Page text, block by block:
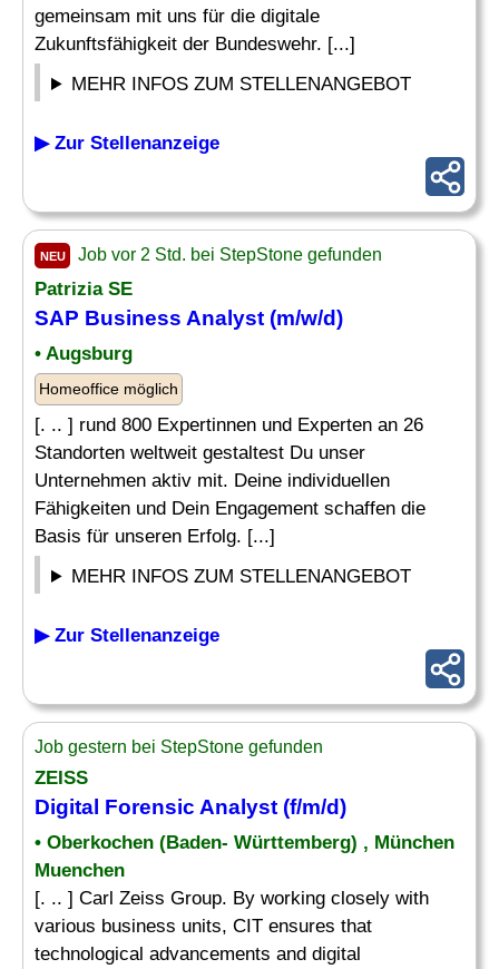
gemeinsam mit uns für die digitale
Zukunftsfähigkeit der Bundeswehr. [...]
MEHR INFOS ZUM STELLENANGEBOT
▶ Zur Stellenanzeige
NEU Job vor 2 Std. bei StepStone gefunden
Patrizia SE
SAP Business Analyst (m/w/d)
• Augsburg
Homeoffice möglich
[. .. ] rund 800 Expertinnen und Experten an 26
Standorten weltweit gestaltest Du unser
Unternehmen aktiv mit. Deine individuellen
Fähigkeiten und Dein Engagement schaffen die
Basis für unseren Erfolg. [...]
MEHR INFOS ZUM STELLENANGEBOT
▶ Zur Stellenanzeige
Job gestern bei StepStone gefunden
ZEISS
Digital Forensic Analyst (f/m/d)
• Oberkochen (Baden- Württemberg) , München
Muenchen
[. .. ] Carl Zeiss Group. By working closely with
various business units, CIT ensures that
technological advancements and digital